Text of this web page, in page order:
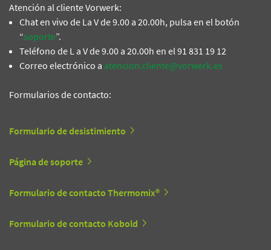
Atención al cliente Vorwerk:
Chat en vivo de La V de 9.00 a 20.00h, pulsa en el botón
“soporte”.
Teléfono de L a V de 9.00 a 20.00h en el 91 831 19 12
Correo electrónico a atencion.cliente@vorwerk.es
Formularios de contacto:
Formulario de desistimiento
Página de soporte
Formulario de contacto Thermomix®
Formulario de contacto Kobold